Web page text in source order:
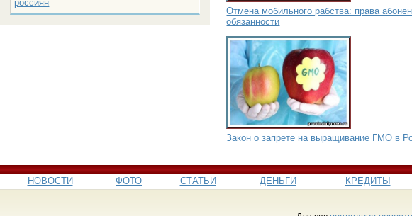
россиян
Отмена мобильного рабства: права
обязанности
Закон о запрете на выращивание ГМО в
НОВОСТИ ФОТО СТАТЬИ ДЕНЬГИ КРЕДИТЫ